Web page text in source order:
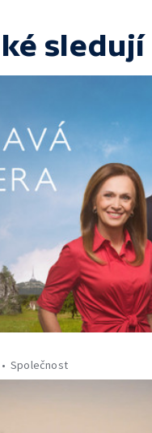
sledují
Společnost